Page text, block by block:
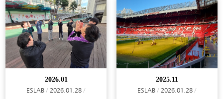
2026.01
ESLAB 2026.01.28
2025.11
ESLAB 2026.01.28